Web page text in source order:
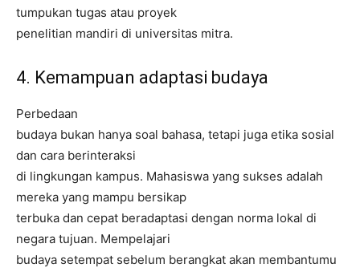
tumpukan tugas atau proyek
penelitian mandiri di universitas mitra.
4. Kemampuan adaptasi budaya
Perbedaan
budaya bukan hanya soal bahasa, tetapi juga etika sosial
dan cara berinteraksi
di lingkungan kampus. Mahasiswa yang sukses adalah
mereka yang mampu bersikap
terbuka dan cepat beradaptasi dengan norma lokal di
negara tujuan. Mempelajari
budaya setempat sebelum berangkat akan membantumu